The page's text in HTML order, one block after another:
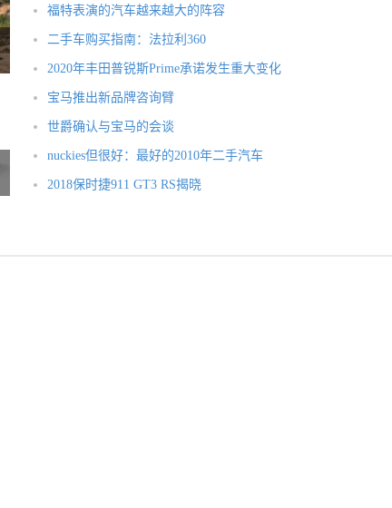
福特表演的汽车越来越大的阵容
二手车购买指南：法拉利360
2020年丰田普锐斯Prime承诺发生重大变化
宝马推出新品牌咨询臂
世爵确认与宝马的会谈
nuckies但很好：最好的2010年二手汽车
2018保时捷911 GT3 RS揭晓